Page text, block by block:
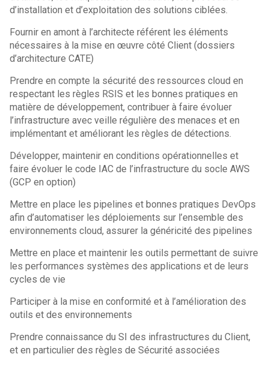
d’installation et d’exploitation des solutions ciblées.
Fournir en amont à l’architecte référent les éléments
nécessaires à la mise en œuvre côté Client (dossiers
d’architecture CATE)
Prendre en compte la sécurité des ressources cloud en
respectant les règles RSIS et les bonnes pratiques en
matière de développement, contribuer à faire évoluer
l’infrastructure avec veille régulière des menaces et en
implémentant et améliorant les règles de détections.
Développer, maintenir en conditions opérationnelles et
faire évoluer le code IAC de l’infrastructure du socle AWS
(GCP en option)
Mettre en place les pipelines et bonnes pratiques DevOps
afin d’automatiser les déploiements sur l’ensemble des
environnements cloud, assurer la généricité des pipelines
Mettre en place et maintenir les outils permettant de suivre
les performances systèmes des applications et de leurs
cycles de vie
Participer à la mise en conformité et à l’amélioration des
outils et des environnements
Prendre connaissance du SI des infrastructures du Client,
et en particulier des règles de Sécurité associées